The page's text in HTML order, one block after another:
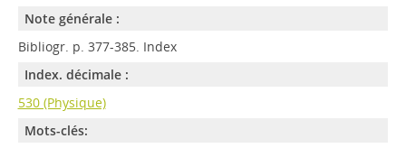
Note générale :
Bibliogr. p. 377-385. Index
Index. décimale :
530 (Physique)
Mots-clés: